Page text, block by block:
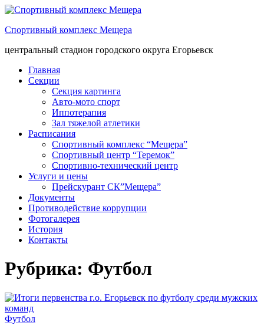
Спортивный комплекс Мещера
центральный стадион городского округа Егорьевск
Главная
Секции
Секция картинга
Авто-мото спорт
Иппотерапия
Зал тяжелой атлетики
Расписания
Спортивный комплекс “Мещера”
Спортивный центр “Теремок”
Спортивно-технический центр
Услуги и цены
Прейскурант СК”Мещера”
Документы
Противодействие коррупции
Фотогалерея
История
Контакты
Рубрика: Футбол
Футбол